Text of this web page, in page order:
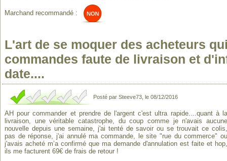
Marchand recommandé :
L'art de se moquer des acheteurs
commandes faute de livraison et
date....
Posté par Steeve73, le 08/12/2016
AH pour commander et prendre de l'argent c'est ultra rapide....quant à la
livraison, une véritable catastrophe, du coup comme je n'avais aucune
nouvelle depuis une semaine, j'ai tenté de savoir ou se trouvait ce colis,
pas de réponse, j'ai annulé ma commande, le site "rue du commerce" ou
j'avais acheté m’a confirmé que ma demande d'annulation est faite et hop,
ils me facturent 69€ de frais de retour !